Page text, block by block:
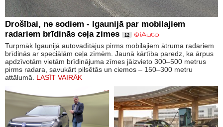
Drošībai, ne sodiem - Igaunijā par mobilajiem
radariem brīdinās ceļa zimes
12
Turpmāk Igaunijā autovadītājus pirms mobilajiem ātruma radariem
brīdinās ar speciālām ceļa zīmēm. Jaunā kārtība paredz, ka ārpus
apdzīvotām vietām brīdinājuma zīmes jāizvieto 300–500 metrus
pirms radara, savukārt pilsētās un ciemos – 150–300 metru
attālumā. LASĪT VAIRĀK